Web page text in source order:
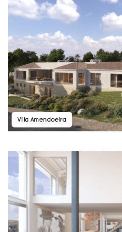
Villa Amendoeira